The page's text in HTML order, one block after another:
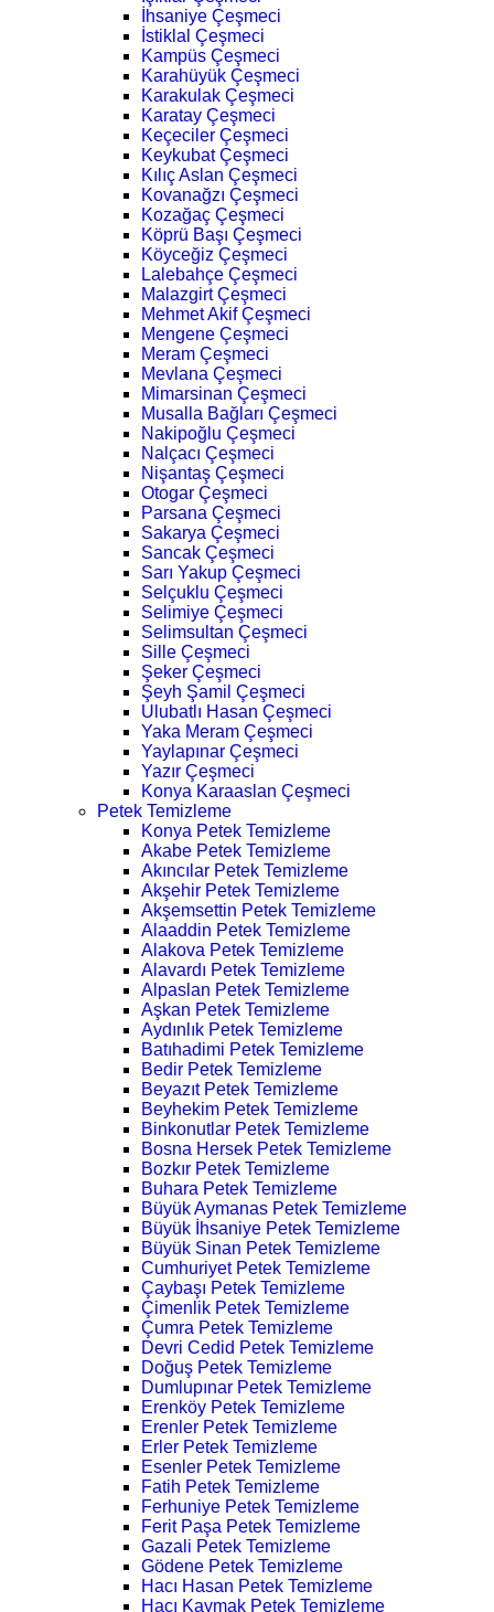
İhsaniye Çeşmeci
İstiklal Çeşmeci
Kampüs Çeşmeci
Karahüyük Çeşmeci
Karakulak Çeşmeci
Karatay Çeşmeci
Keçeciler Çeşmeci
Keykubat Çeşmeci
Kılıç Aslan Çeşmeci
Kovanağzı Çeşmeci
Kozağaç Çeşmeci
Köprü Başı Çeşmeci
Köyceğiz Çeşmeci
Lalebahçe Çeşmeci
Malazgirt Çeşmeci
Mehmet Akif Çeşmeci
Mengene Çeşmeci
Meram Çeşmeci
Mevlana Çeşmeci
Mimarsinan Çeşmeci
Musalla Bağları Çeşmeci
Nakipoğlu Çeşmeci
Nalçacı Çeşmeci
Nişantaş Çeşmeci
Otogar Çeşmeci
Parsana Çeşmeci
Sakarya Çeşmeci
Sancak Çeşmeci
Sarı Yakup Çeşmeci
Selçuklu Çeşmeci
Selimiye Çeşmeci
Selimsultan Çeşmeci
Sille Çeşmeci
Şeker Çeşmeci
Şeyh Şamil Çeşmeci
Ulubatlı Hasan Çeşmeci
Yaka Meram Çeşmeci
Yaylapınar Çeşmeci
Yazır Çeşmeci
Konya Karaaslan Çeşmeci
Petek Temizleme
Konya Petek Temizleme
Akabe Petek Temizleme
Akıncılar Petek Temizleme
Akşehir Petek Temizleme
Akşemsettin Petek Temizleme
Alaaddin Petek Temizleme
Alakova Petek Temizleme
Alavardı Petek Temizleme
Alpaslan Petek Temizleme
Aşkan Petek Temizleme
Aydınlık Petek Temizleme
Batıhadimi Petek Temizleme
Bedir Petek Temizleme
Beyazıt Petek Temizleme
Beyhekim Petek Temizleme
Binkonutlar Petek Temizleme
Bosna Hersek Petek Temizleme
Bozkır Petek Temizleme
Buhara Petek Temizleme
Büyük Aymanas Petek Temizleme
Büyük İhsaniye Petek Temizleme
Büyük Sinan Petek Temizleme
Cumhuriyet Petek Temizleme
Çaybaşı Petek Temizleme
Çimenlik Petek Temizleme
Çumra Petek Temizleme
Devri Cedid Petek Temizleme
Doğuş Petek Temizleme
Dumlupınar Petek Temizleme
Erenköy Petek Temizleme
Erenler Petek Temizleme
Erler Petek Temizleme
Esenler Petek Temizleme
Fatih Petek Temizleme
Ferhuniye Petek Temizleme
Ferit Paşa Petek Temizleme
Gazali Petek Temizleme
Gödene Petek Temizleme
Hacı Hasan Petek Temizleme
Hacı Kaymak Petek Temizleme